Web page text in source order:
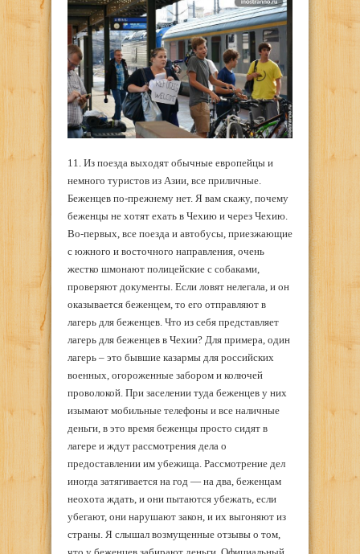
11. Из поезда выходят обычные европейцы и
немного туристов из Азии, все приличные.
Беженцев по-прежнему нет. Я вам скажу, почему
беженцы не хотят ехать в Чехию и через Чехию.
Во-первых, все поезда и автобусы, приезжающие
с южного и восточного направления, очень
жестко шмонают полицейские с собаками,
проверяют документы. Если ловят нелегала, и он
оказывается беженцем, то его отправляют в
лагерь для беженцев. Что из себя представляет
лагерь для беженцев в Чехии? Для примера, один
лагерь – это бывшие казармы для российских
военных, огороженные забором и колючей
проволокой. При заселении туда беженцев у них
изымают мобильные телефоны и все наличные
деньги, в это время беженцы просто сидят в
лагере и ждут рассмотрения дела о
предоставлении им убежища. Рассмотрение дел
иногда затягивается на год — на два, беженцам
неохота ждать, и они пытаются убежать, если
убегают, они нарушают закон, и их выгоняют из
страны. Я слышал возмущенные отзывы о том,